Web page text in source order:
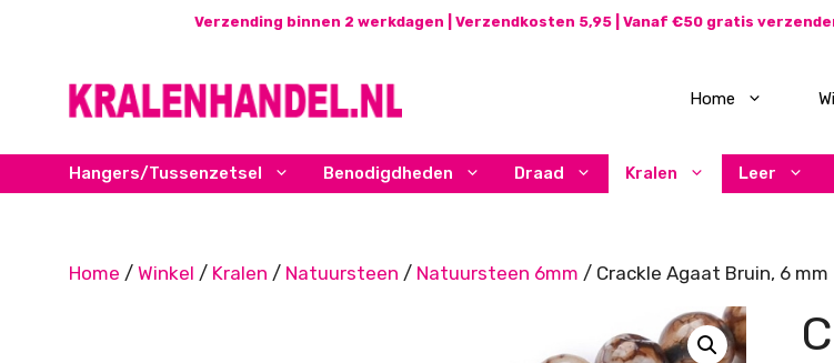
Verzending binnen 2 werkdagen | Verzendkosten 5,95 | Vanaf €50 gratis
Home
Hangers/Tussenzetsel Benodigdheden Draad Kralen Leer
Home / Winkel / Kralen / Natuursteen / Natuursteen 6mm / Crackle Agaat Bruin, 6 mm